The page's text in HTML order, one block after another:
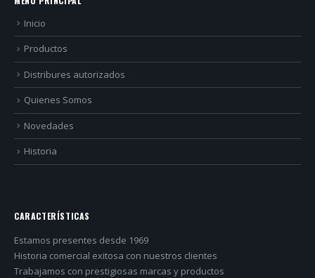
Inicio
Productos
Distribures autorizados
Quienes Somos
Novedades
Historia
CARACTERÍSTICAS
Estamos presentes desde 1969
Historia comercial exitosa con nuestros clientes
Trabajamos con prestigiosas marcas y productos